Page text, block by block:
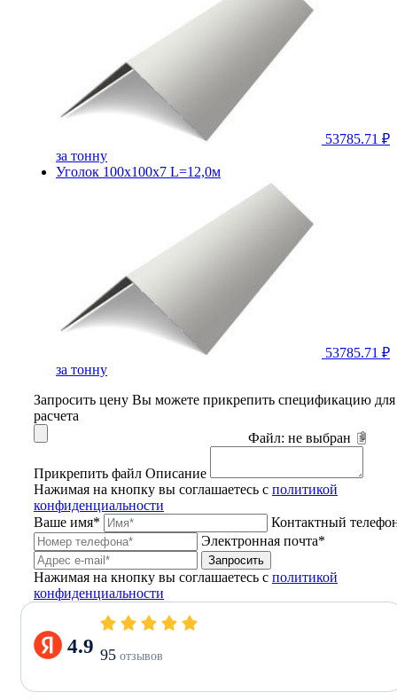
53785.71 ₽
за тонну
Уголок 100х100х7 L=12,0м
53785.71 ₽
за тонну
Запросить цену Вы можете прикрепить спецификацию для
расчета
Файл: не выбран
Прикрепить файл Описание
Нажимая на кнопку вы соглашаетесь с политикой
конфиденциальности
Ваше имя*
Контактный
Электронная почта*
Запросить
Нажимая на кнопку вы соглашаетесь с политикой
конфиденциальности
4.9 95 отзывов